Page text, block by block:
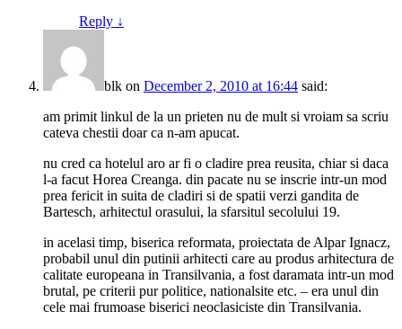
Reply ↓
blk on December 2, 2010 at 16:44 said:
am primit linkul de la un prieten nu de mult si vroiam sa scriu
cateva chestii doar ca n-am apucat.
nu cred ca hotelul aro ar fi o cladire prea reusita, chiar si daca
l-a facut Horea Creanga. din pacate nu se inscrie intr-un mod
prea fericit in suita de cladiri si de spatii verzi gandita de
Bartesch, arhitectul orasului, la sfarsitul secolului 19.
in acelasi timp, biserica reformata, proiectata de Alpar Ignacz,
probabil unul din putinii arhitecti care au produs arhitectura de
calitate europeana in Transilvania, a fost daramata intr-un mod
brutal, pe criterii pur politice, nationalsite etc. – era unul din
cele mai frumoase biserici neoclasiciste din Transilvania.